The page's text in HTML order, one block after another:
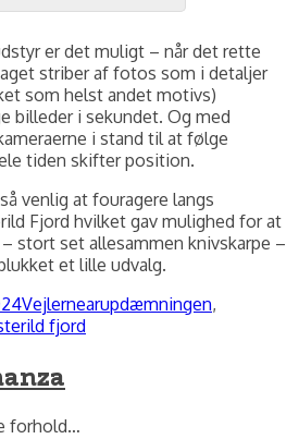
er det muligt – når det rette
striber af fotos som i detaljer
som helst andet motivs)
billeder i sekundet. Og med
i stand til at følge
tiden skifter position.
venlig at fouragere langs
Fjord hvilket gav mulighed for at
– stort set allesammen knivskarpe –
et lille udvalg.
Kategorier
VejlerneTags
arupdæmningen,
fjord
forhold…